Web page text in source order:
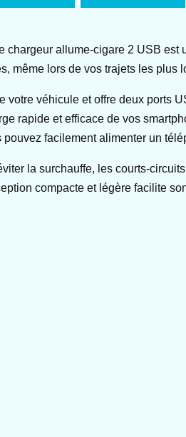
allume-cigare 2 USB
même lors de vos trajets les plus
véhicule et offre deux ports
rapide et efficace de vos
facilement alimenter un
la surchauffe, les courts-
compacte et légère facilite